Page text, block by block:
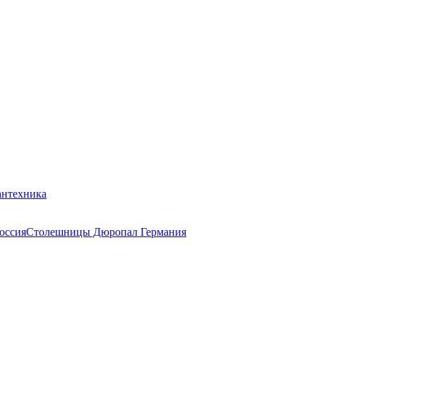
Столешницы Дюропал Германия